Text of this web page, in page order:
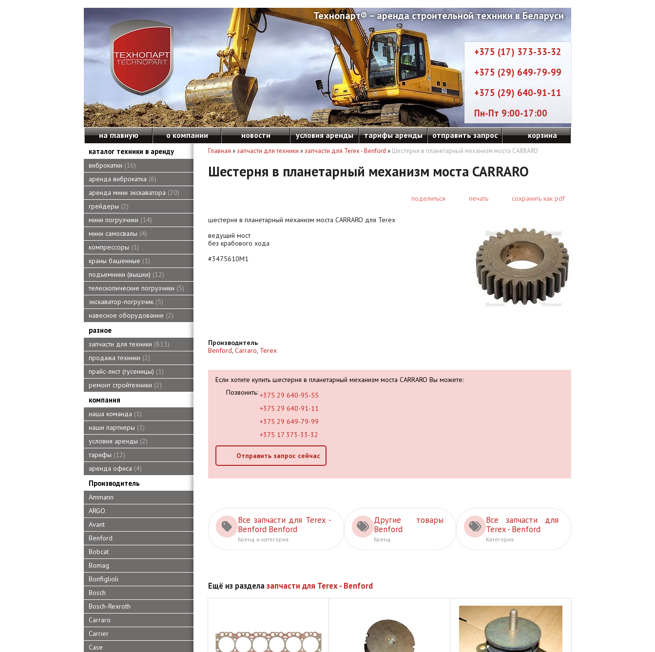
Технопарт® – аренда строительной техники в Беларуси
+375 (17) 373-33-32
+375 (29) 649-79-99
+375 (29) 640-91-11
Пн-Пт 9:00-17:00
на главную о компании новости условия аренды тарифы аренды отправить запрос корзина
каталог техники в аренду
виброкатки
16
аренда виброкатка 6
аренда мини экскаватора 20
грейдеры 2
мини погрузчики
14
мини самосвалы 4
компрессоры
1
краны башенные
1
подъемники (вышки)
12
телескопические погрузчики 5
экскаватор-погрузчик 5
навесное оборудование 2
разное
запчасти для техники 811
продажа техники 2
прайс-лист (гусеницы)
1
ремонт стройтехники 2
компания
наша команда
1
наши партнеры
1
условия аренды 2
тарифы
12
аренда офиса 4
Производитель
Ammann
ARGO
Avant
Benford
Bobcat
Bomag
Bonfiglioli
Bosch
Bosch-Rexroth
Carraro
Carrier
Case
Главная »запчасти для техники »запчасти для Terex - Benford » Шестерня в планетарный механизм моста CARRARO
Шестерня в планетарный механизм моста CARRARO
поделиться печать сохранить как pdf
шестерня в планетарный механизм моста CARRARO для Terex
ведущий мост
без крабового хода
#3475610M1
Производитель
Benford, Carraro, Terex
Если хотите купить шестерня в планетарный механизм моста CARRARO Вы можете:
Позвонить: +375 29 640-95-55
+375 29 640-91-11
+375 29 649-79-99
+375 17 373-33-32
Отправить запрос сейчас
Все запчасти для Terex -
Benford Benford
Бренд и категория
Другие товары
Benford
Бренд
Все запчасти для
Terex - Benford
Категория
Ещё из разделазапчасти для Terex - Benford